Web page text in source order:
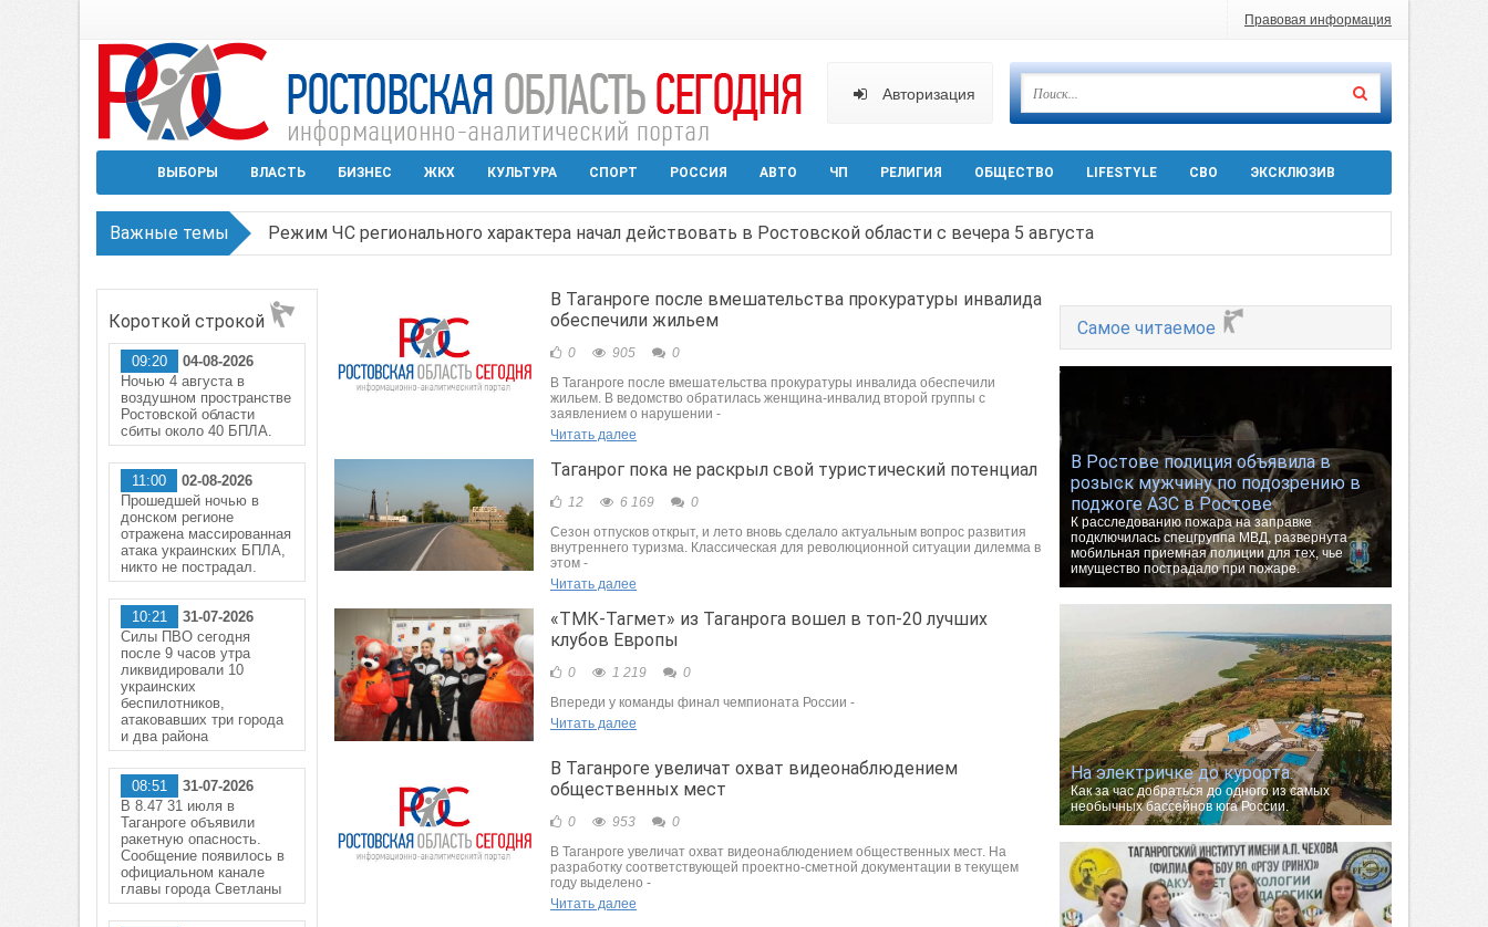
Правовая информация
Авторизация
ВЫБОРЫ ВЛАСТЬ БИЗНЕС ЖКХ КУЛЬТУРА СПОРТ РОССИЯ АВТО ЧП РЕЛИГИЯ ОБЩЕСТВО LIFESTYLE СВО ЭКСКЛЮЗИВ
Важные темы Режим ЧС регионального характера начал действовать в Ростовской области с вечера 5 августа
В Ростове задержан подозреваемый в ночном поджоге — сгорела АЗС и около двух десятков машин
Среди детей, ставших жертвами вражеской атаки в Геленжике, два малыша из Шахт
Около 150 беспилотников прошедшей ночью атаковали три города и семь районов Ростовской области
В Таганроге после вмешательства прокуратуры инвалида
обеспечили жильем
0 905
0
В Таганроге после вмешательства прокуратуры инвалида обеспечили
жильем. В ведомство обратилась женщина-инвалид второй группы с
заявлением о нарушении -
Читать далее
Таганрог пока не раскрыл свой туристический потенциал
12 6 169
0
Сезон отпусков открыт, и лето вновь сделало актуальным вопрос развития
внутреннего туризма. Классическая для революционной ситуации дилемма в
этом -
Читать далее
«ТМК-Тагмет» из Таганрога вошел в топ-20 лучших
клубов Европы
0 1 219
0
Впереди у команды финал чемпионата России -
Читать далее
В Таганроге увеличат охват видеонаблюдением
общественных мест
0 953
0
В Таганроге увеличат охват видеонаблюдением общественных мест. На
разработку соответствующей проектно-сметной документации в текущем
году выделено -
Читать далее
Самое читаемое
В Ростове полиция объявила в
розыск мужчину по подозрению в
поджоге АЗС в Ростове
К расследованию пожара на заправке
подключилась спецгруппа МВД, развернута
мобильная приемная полиции для тех, чье
имущество пострадало при пожаре.
На электричке до курорта.
Как за час добраться до одного из самых
необычных бассейнов юга России.
Короткой строкой
09:20
04-08-2026
Ночью 4 августа в
воздушном пространстве
Ростовской области
сбиты около 40 БПЛА.
11:00
02-08-2026
Прошедшей ночью в
донском регионе
отражена массированная
атака украинских БПЛА,
никто не пострадал.
10:21
31-07-2026
Силы ПВО сегодня
после 9 часов утра
ликвидировали 10
украинских
беспилотников,
атаковавших три города
и два района
08:51
31-07-2026
В 8.47 31 июля в
Таганроге объявили
ракетную опасность.
Сообщение появилось в
официальном канале
главы города Светланы